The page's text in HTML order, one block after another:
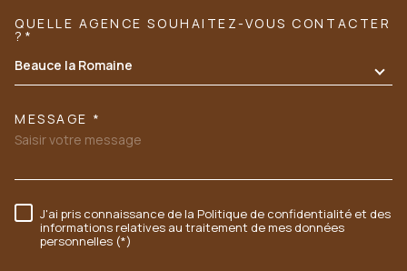
TRAD_MELTEM_VOREDEMANDE
QUELLE AGENCE SOUHAITEZ-VOUS CONTACTER
?*
Beauce la Romaine
MESSAGE *
RÈGLEMENTATION
J'ai pris connaissance de la Politique de confidentialité et des
informations relatives au traitement de mes données
personnelles (*)